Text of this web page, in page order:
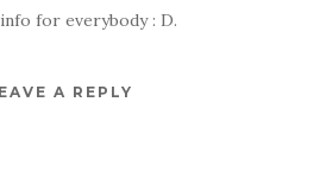
for everybody : D.
A REPLY